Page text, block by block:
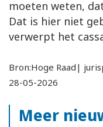
moeten weten,
Dat is hier niet
verwerpt het
Bron:Hoge Raad|
28-05-2026
Meer